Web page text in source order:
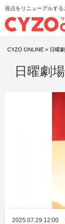
視点をリニューアルす
CYZO ONLINE > 日曜
日曜劇
2025.07.29 12:00